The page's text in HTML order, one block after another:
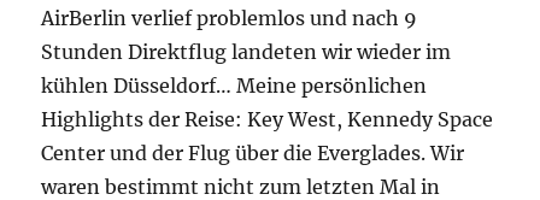
AirBerlin verlief problemlos und nach 9
Stunden Direktflug landeten wir wieder im
kühlen Düsseldorf… Meine persönlichen
Highlights der Reise: Key West, Kennedy Space
Center und der Flug über die Everglades. Wir
waren bestimmt nicht zum letzten Mal in